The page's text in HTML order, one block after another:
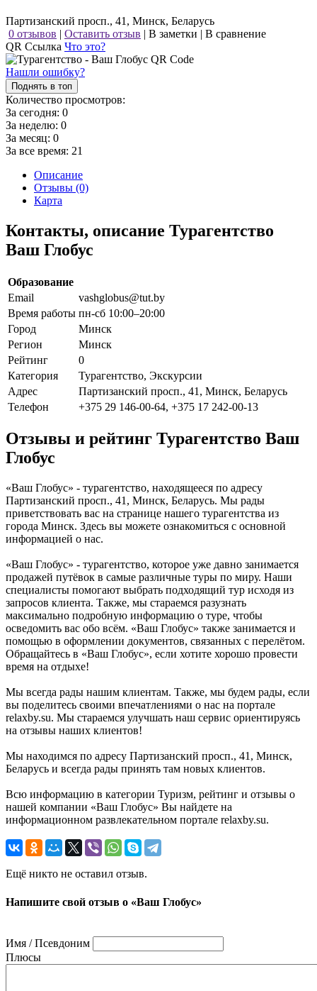
Партизанский просп., 41, Минск, Беларусь
0 отзывов | Оставить отзыв | В заметки | В сравнение
QR Ссылка Что это?
Нашли ошибку?
Поднять в топ
Количество просмотров:
За сегодня: 0
За неделю: 0
За месяц: 0
За все время: 21
Описание
Отзывы (0)
Карта
Контакты, описание Турагентство
Ваш Глобус
Образование
Email
vashglobus@tut.by
Время работы пн-сб 10:00–20:00
Город
Минск
Регион
Минск
Рейтинг
0
Категория
Турагентство, Экскурсии
Адрес
Партизанский просп., 41, Минск, Беларусь
Телефон
+375 29 146-00-64, +375 17 242-00-13
Отзывы и рейтинг Турагентство Ваш
Глобус
«Ваш Глобус» - турагентство, находящееся по адресу
Партизанский просп., 41, Минск, Беларусь. Мы рады
приветствовать вас на странице нашего турагентства из
города Минск. Здесь вы можете ознакомиться с основной
информацией о нас.
«Ваш Глобус» - турагентство, которое уже давно занимается
продажей путёвок в самые различные туры по миру. Наши
специалисты помогают выбрать подходящий тур исходя из
запросов клиента. Также, мы стараемся разузнать
максимально подробную информацию о туре, чтобы
осведомить вас обо всём. «Ваш Глобус» также занимается и
помощью в оформлении документов, связанных с перелётом.
Обращайтесь в «Ваш Глобус», если хотите хорошо провести
время на отдыхе!
Мы всегда рады нашим клиентам. Также, мы будем рады, если
вы поделитесь своими впечатлениями о нас на портале
relaxby.su. Мы стараемся улучшать наш сервис ориентируясь
на отзывы наших клиентов!
Мы находимся по адресу Партизанский просп., 41, Минск,
Беларусь и всегда рады принять там новых клиентов.
Всю информацию в категории Туризм, рейтинг и отзывы о
нашей компании «Ваш Глобус» Вы найдете на
информационном развлекательном портале relaxby.su.
Ещё никто не оставил отзыв.
Напишите свой отзыв о «Ваш Глобус»
Имя / Псевдоним
Плюсы